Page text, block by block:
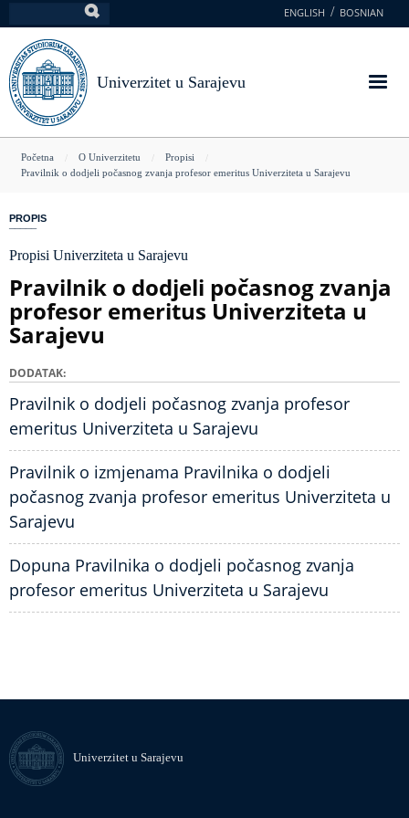
na
glavni
sadržaj
ENGLISH BOSNIAN
Univerzitet u Sarajevu
You
here
Početna O Univerzitetu
Propisi
Pravilnik o dodjeli počasnog zvanja profesor emeritus Univerziteta u Sarajevu
PROPIS
Propisi Univerziteta u Sarajevu
Pravilnik o dodjeli počasnog zvanja
profesor emeritus Univerziteta u
Sarajevu
DODATAK
Pravilnik o dodjeli počasnog zvanja profesor
emeritus Univerziteta u Sarajevu
Pravilnik o izmjenama Pravilnika o dodjeli
počasnog zvanja profesor emeritus Univerziteta u
Sarajevu
Dopuna Pravilnika o dodjeli počasnog zvanja
profesor emeritus Univerziteta u Sarajevu
Univerzitet u Sarajevu